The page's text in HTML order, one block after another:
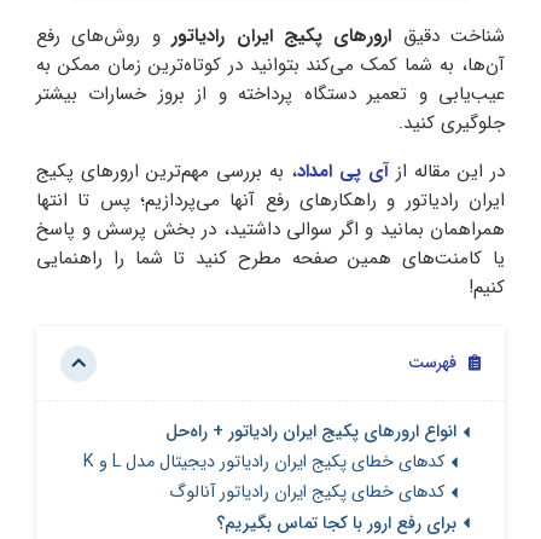
شناخت دقیق ارورهای پکیج ایران رادیاتور و روش‌های رفع
آن‌ها، به شما کمک می‌کند بتوانید در کوتاه‌ترین زمان ممکن به
عیب‌یابی و تعمیر دستگاه پرداخته و از بروز خسارات بیشتر
جلوگیری کنید.
در این مقاله از آی پی امداد، به بررسی مهم‌ترین ارورهای پکیج
ایران رادیاتور و راهکارهای رفع آنها می‌پردازیم؛ پس تا انتها
همراهمان بمانید و اگر سوالی داشتید، در بخش پرسش و پاسخ
یا کامنت‌های همین صفحه مطرح کنید تا شما را راهنمایی
کنیم!
فهرست
انواع ارورهای پکیج ایران رادیاتور + راه‌حل
کدهای خطای پکیج ایران رادیاتور دیجیتال مدل L و K
کدهای خطای پکیج ایران رادیاتور آنالوگ
برای رفع ارور با کجا تماس بگیریم؟